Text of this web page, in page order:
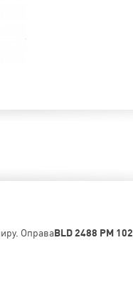
ОправаBLD 2488 PM 102